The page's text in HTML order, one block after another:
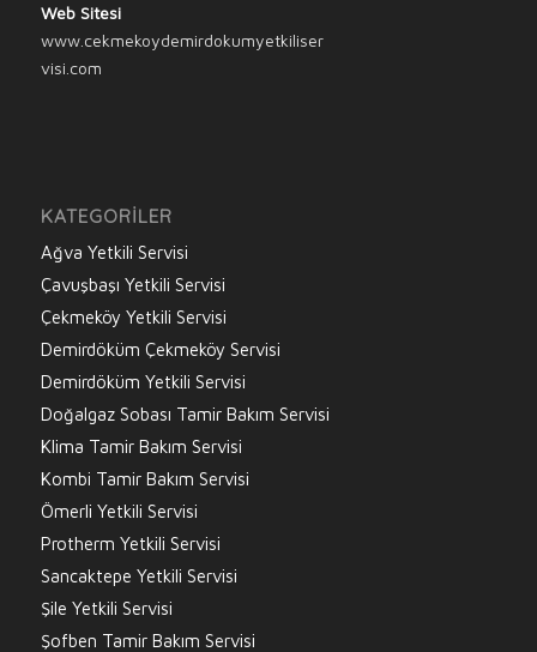
Web Sitesi
www.cekmekoydemirdokumyetkiliser
visi.com
KATEGORILER
Ağva Yetkili Servisi
Çavuşbaşı Yetkili Servisi
Çekmeköy Yetkili Servisi
Demirdöküm Çekmeköy Servisi
Demirdöküm Yetkili Servisi
Doğalgaz Sobası Tamir Bakım Servisi
Klima Tamir Bakım Servisi
Kombi Tamir Bakım Servisi
Ömerli Yetkili Servisi
Protherm Yetkili Servisi
Sancaktepe Yetkili Servisi
Şile Yetkili Servisi
Şofben Tamir Bakım Servisi